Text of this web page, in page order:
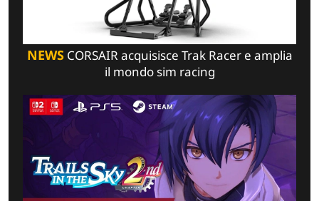
NEWSCORSAIR acquisisce Trak Racer e amplia
il mondo sim racing